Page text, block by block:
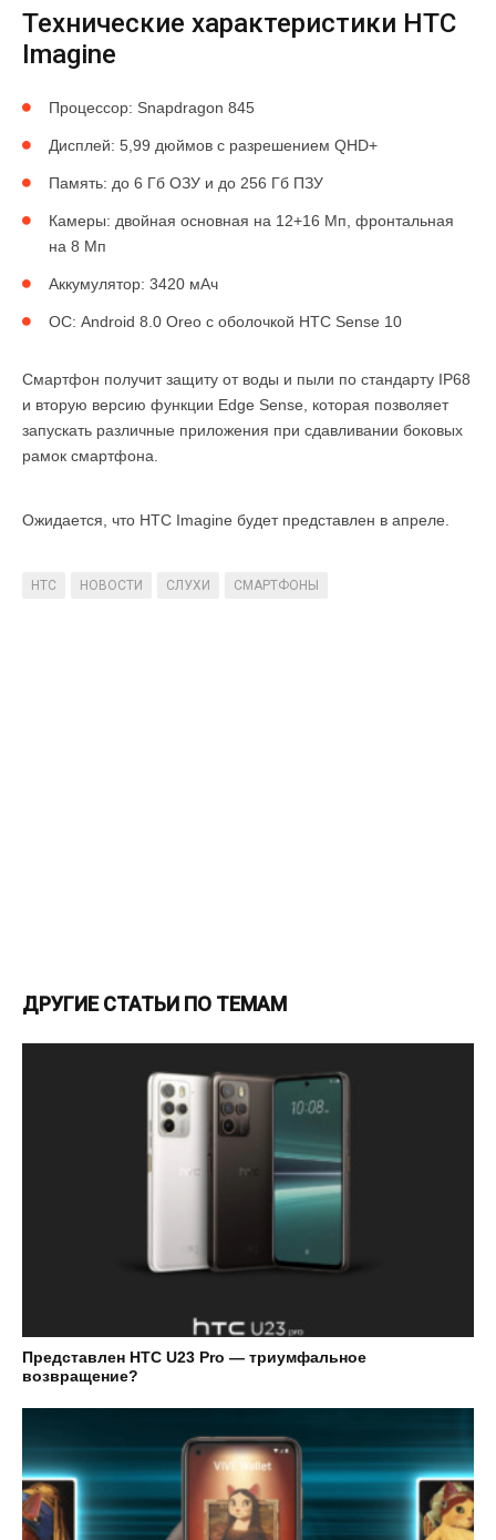
Технические характеристики HTC
Imagine
Процессор: Snapdragon 845
Дисплей: 5,99 дюймов с разрешением QHD+
Память: до 6 Гб ОЗУ и до 256 Гб ПЗУ
Камеры: двойная основная на 12+16 Мп, фронтальная
на 8 Мп
Аккумулятор: 3420 мАч
ОС: Android 8.0 Oreo с оболочкой HTC Sense 10
Смартфон получит защиту от воды и пыли по стандарту IP68
и вторую версию функции Edge Sense, которая позволяет
запускать различные приложения при сдавливании боковых
рамок смартфона.
Ожидается, что HTC Imagine будет представлен в апреле.
HTC НОВОСТИ СЛУХИ СМАРТФОНЫ
ДРУГИЕ СТАТЬИ ПО ТЕМАМ
Представлен HTC U23 Pro — триумфальное
возвращение?